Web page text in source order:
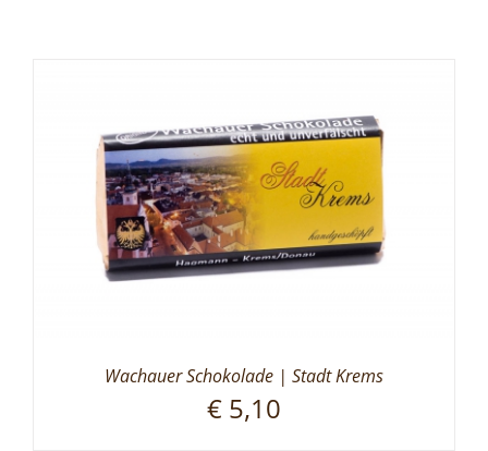
Wachauer Schokolade | Stadt Krems
€ 5,10